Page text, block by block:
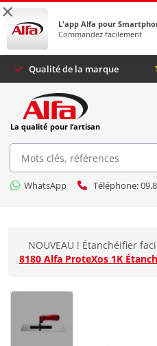
×
L'app Alfa pour
Commandez facilement
Qualité de la marque
La qualité pour l’artisan
WhatsApp Téléphone:
NOUVEAU ! Étanchéifier
8180 Alfa ProteXos 1K